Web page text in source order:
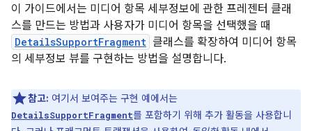
이 가이드에서는 미디어 항목 세부정보에 관한 프레젠터 클래
스를 만드는 방법과 사용자가 미디어 항목을 선택했을 때
DetailsSupportFragment 클래스를 확장하여 미디어 항목
의 세부정보 뷰를 구현하는 방법을 설명합니다.
참고: 여기서 보여주는 구현 예에서는
DetailsSupportFragment를 포함하기 위해 추가 활동을 사용합니